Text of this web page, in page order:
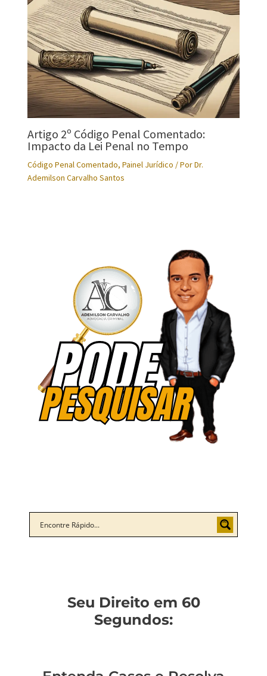
Artigo 2º Código Penal Comentado:
Impacto da Lei Penal no Tempo
Código Penal Comentado, Painel Jurídico / PorDr.
Ademilson Carvalho Santos
Seu Direito em 60
Segundos: